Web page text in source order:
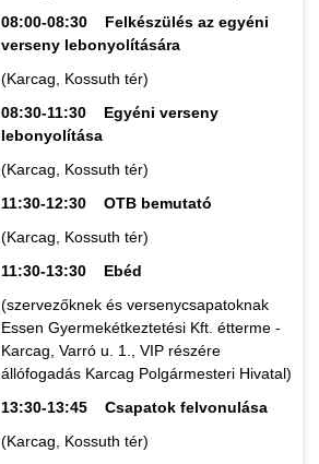
08:00-08:30 Felkészülés az egyéni
verseny lebonyolítására
(Karcag, Kossuth tér)
08:30-11:30 Egyéni verseny
lebonyolítása
(Karcag, Kossuth tér)
11:30-12:30 OTB bemutató
(Karcag, Kossuth tér)
11:30-13:30 Ebéd
(szervezőknek és versenycsapatoknak
Essen Gyermekétkeztetési Kft. étterme -
Karcag, Varró u. 1., VIP részére
állófogadás Karcag Polgármesteri Hivatal)
13:30-13:45 Csapatok felvonulása
(Karcag, Kossuth tér)